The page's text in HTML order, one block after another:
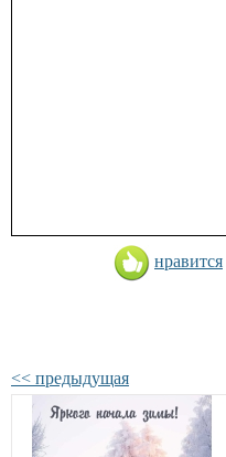
нравится
<< предыдущая